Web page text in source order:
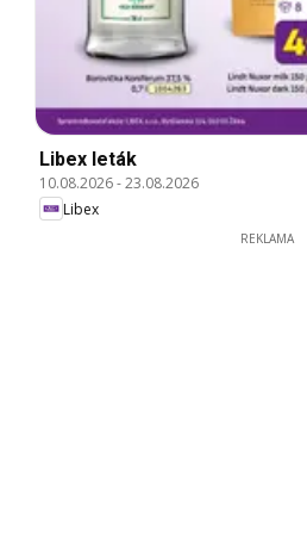
Libex leták
10.08.2026-23.08.2026
Libex
REKLAMA